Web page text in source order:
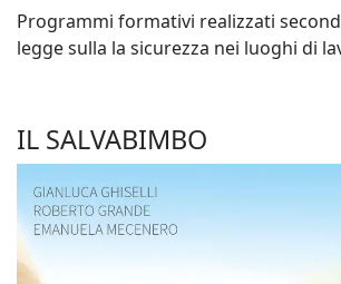
Programmi formativi realizzati
legge sulla la sicurezza nei luoghi di
IL SALVABIMBO